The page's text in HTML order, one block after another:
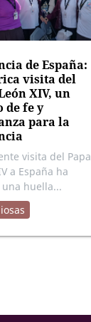
de España:
visita del
XIV, un
de fe y
para la
visita del Papa
a España ha
huella...